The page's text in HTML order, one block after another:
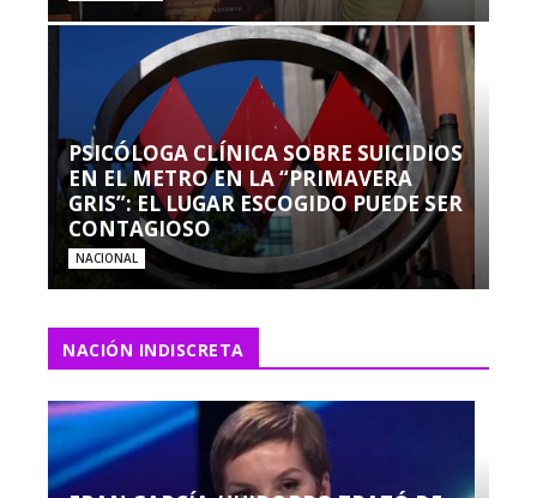
PSICÓLOGA CLÍNICA SOBRE SUICIDIOS
EN EL METRO EN LA “PRIMAVERA
GRIS”: EL LUGAR ESCOGIDO PUEDE SER
CONTAGIOSO
NACIONAL
NACIÓN INDISCRETA